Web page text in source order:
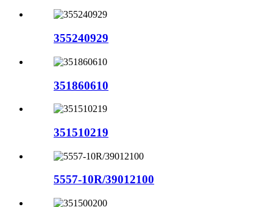
355240929
351860610
351510219
5557-10R/39012100